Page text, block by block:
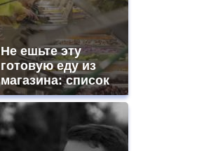
Не ешьте эту
готовую еду из
магазина: список